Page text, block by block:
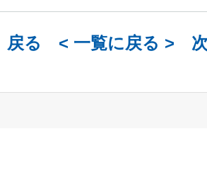
戻る < 一覧に戻る >